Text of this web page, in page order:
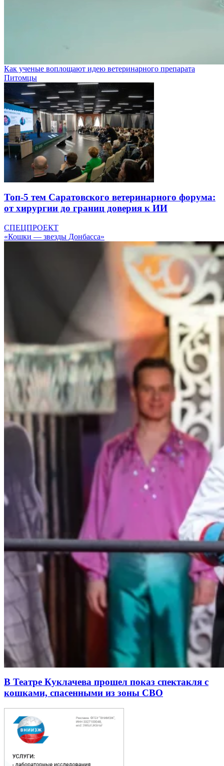
Как ученые воплощают идею ветеринарного препарата
Питомцы
Топ-5 тем Саратовского ветеринарного форума:
от хирургии до границ доверия к ИИ
СПЕЦПРОЕКТ
«Кошки — звезды Донбасса»
В Театре Куклачева прошел показ спектакля с
кошками, спасенными из зоны СВО